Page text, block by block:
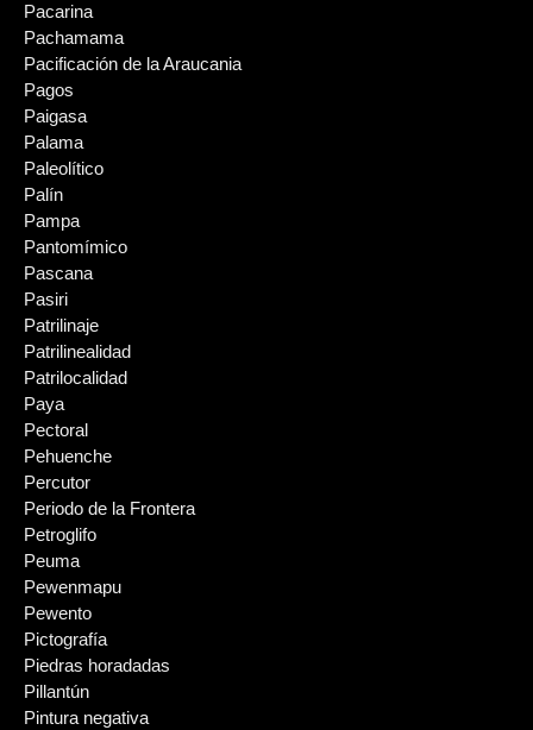
Pacarina
Pachamama
Pacificación de la Araucania
Pagos
Paigasa
Palama
Paleolítico
Palín
Pampa
Pantomímico
Pascana
Pasiri
Patrilinaje
Patrilinealidad
Patrilocalidad
Paya
Pectoral
Pehuenche
Percutor
Periodo de la Frontera
Petroglifo
Peuma
Pewenmapu
Pewento
Pictografía
Piedras horadadas
Pillantún
Pintura negativa